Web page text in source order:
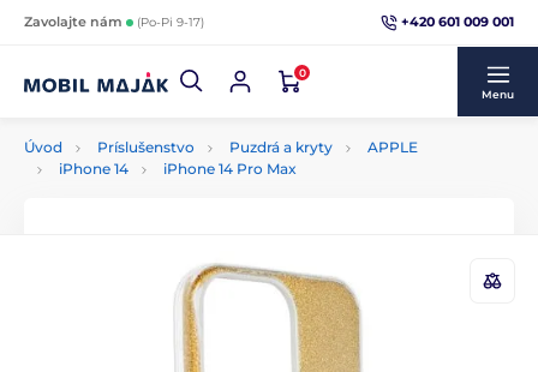
Zavolajte nám (Po-Pi 9-17) +420 601 009 001
0
Menu
Úvod Príslušenstvo Puzdrá a kryty
APPLE
iPhone 14
iPhone 14 Pro Max